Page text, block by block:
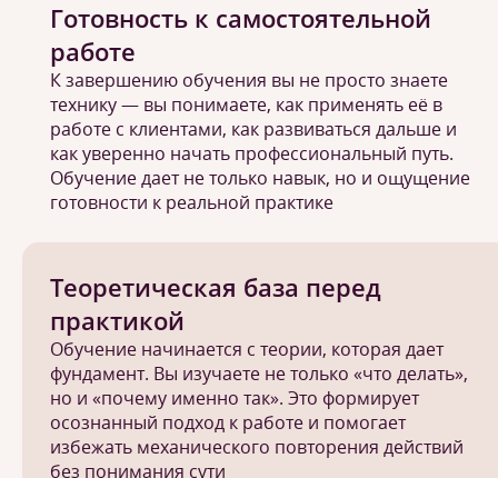
Теоретическая база перед
практикой
Обучение начинается с теории, которая дает
фундамент. Вы изучаете не только «что делать»,
но и «почему именно так». Это формирует
осознанный подход к работе и помогает
избежать механического повторения действий
без понимания сути
Готовность к самостоятельной
работе
К завершению обучения вы не просто знаете
технику — вы понимаете, как применять её в
работе с клиентами, как развиваться дальше и
как уверенно начать профессиональный путь.
Обучение дает не только навык, но и ощущение
готовности к реальной практике